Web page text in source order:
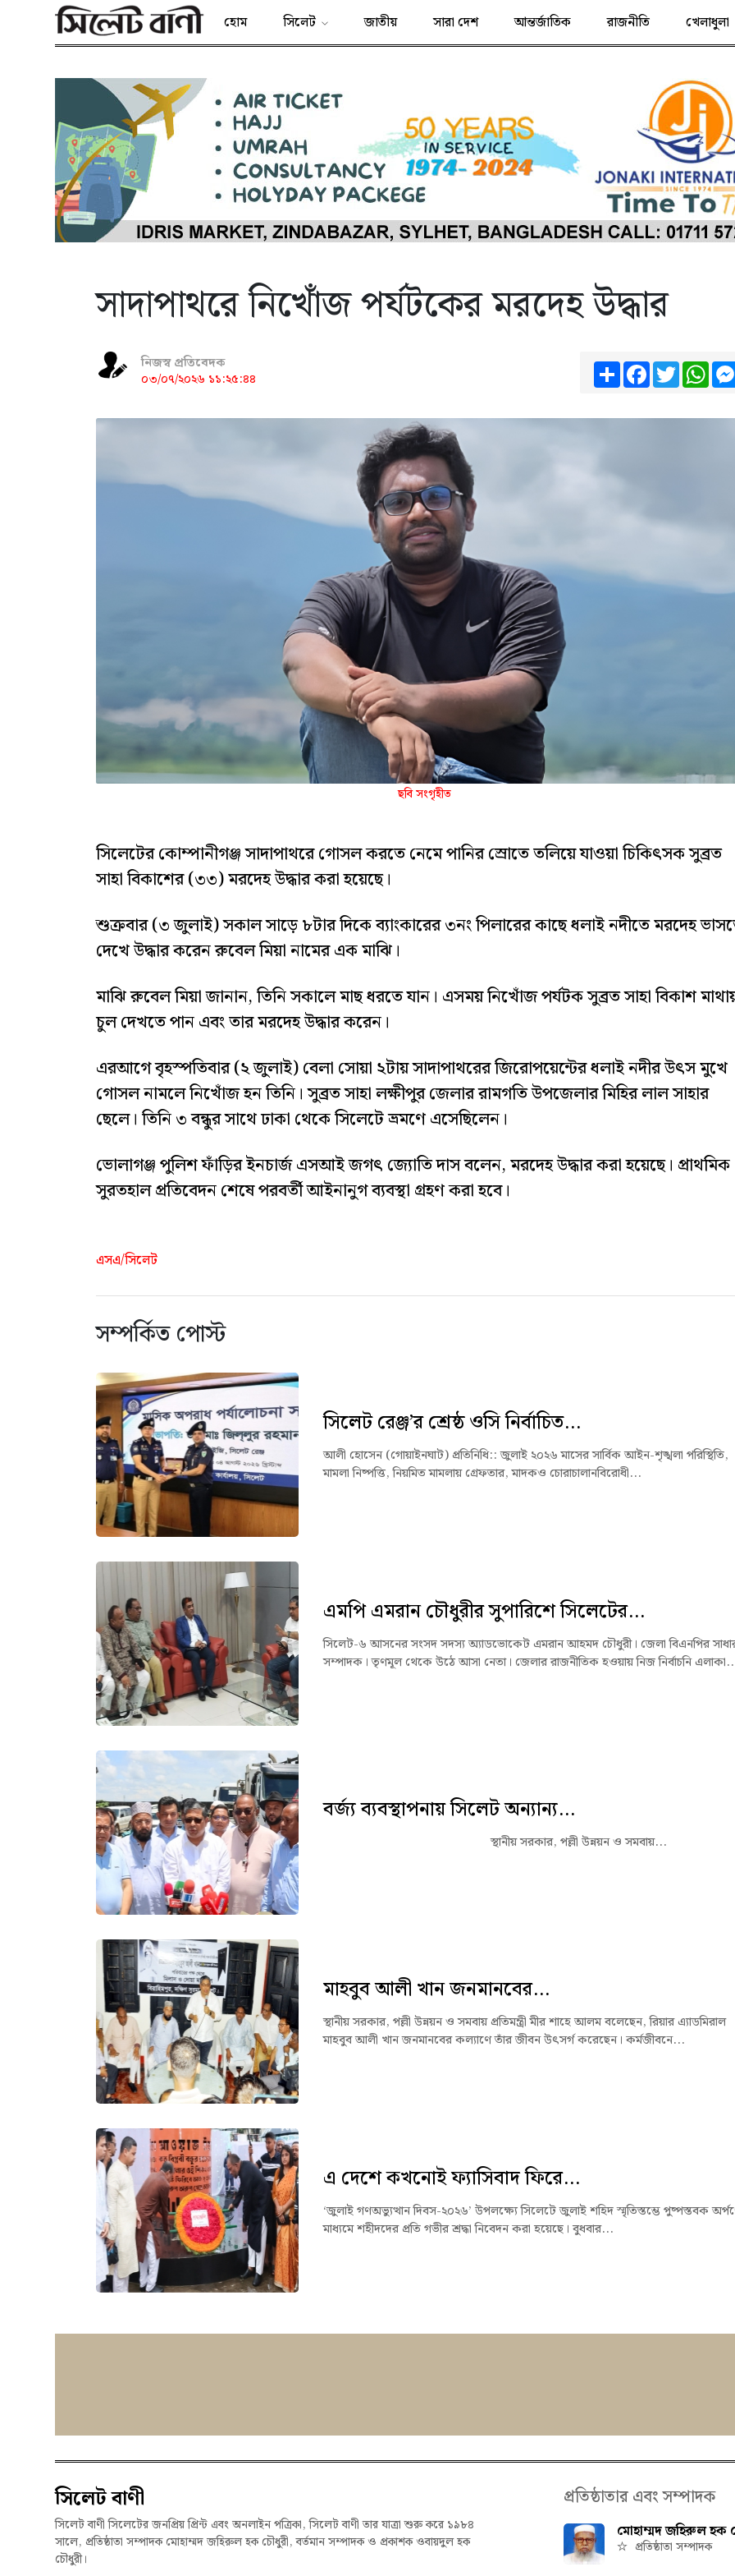
হোম সিলেট জাতীয় সারা দেশ আন্তর্জাতিক রাজনীতি খেলাধুলা
সাদাপাথরে নিখোঁজ পর্যটকের মরদেহ উদ্ধার
নিজস্ব প্রতিবেদক
০৩/০৭/২০২৬ ১১:২৫:৪৪
ShareFacebook
Twitter
ছবি সংগৃহীত
সিলেটের কোম্পানীগঞ্জ সাদাপাথরে গোসল করতে নেমে পানির স্রোতে তলিয়ে যাওয়া চিকিৎসক সুব্রত
সাহা বিকাশের (৩৩) মরদেহ উদ্ধার করা হয়েছে।
শুক্রবার (৩ জুলাই) সকাল সাড়ে ৮টার দিকে ব্যাংকারের ৩নং পিলারের কাছে ধলাই নদীতে মরদেহ
দেখে উদ্ধার করেন রুবেল মিয়া নামের এক মাঝি।
মাঝি রুবেল মিয়া জানান, তিনি সকালে মাছ ধরতে যান। এসময় নিখোঁজ পর্যটক সুব্রত সাহা বিকাশ
চুল দেখতে পান এবং তার মরদেহ উদ্ধার করেন।
এরআগে বৃহস্পতিবার (২ জুলাই) বেলা সোয়া ২টায় সাদাপাথরের জিরোপয়েন্টের ধলাই নদীর উৎস মুখে
গোসল নামলে নিখোঁজ হন তিনি। সুব্রত সাহা লক্ষীপুর জেলার রামগতি উপজেলার মিহির লাল সাহার
ছেলে। তিনি ৩ বন্ধুর সাথে ঢাকা থেকে সিলেটে ভ্রমণে এসেছিলেন।
ভোলাগঞ্জ পুলিশ ফাঁড়ির ইনচার্জ এসআই জগৎ জ্যোতি দাস বলেন, মরদেহ উদ্ধার করা হয়েছে। প্রাথমিক
সুরতহাল প্রতিবেদন শেষে পরবর্তী আইনানুগ ব্যবস্থা গ্রহণ করা হবে।
এসএ/সিলেট
সম্পর্কিত পোস্ট
সিলেট রেঞ্জ’র শ্রেষ্ঠ ওসি নির্বাচিত...
আলী হোসেন (গোয়াইনঘাট) প্রতিনিধি:: ‎জুলাই ২০২৬ মাসের সার্বিক আইন-শৃঙ্খলা পরিস্থিতি,
মামলা নিষ্পত্তি, নিয়মিত মামলায় গ্রেফতার, মাদকও চোরাচালানবিরোধী...
এমপি এমরান চৌধুরীর সুপারিশে সিলেটের...
সিলেট-৬ আসনের সংসদ সদস্য অ্যাডভোকেট এমরান আহমদ চৌধুরী। জেলা বিএনপির
সম্পাদক। তৃণমূল থেকে উঠে আসা নেতা। জেলার রাজনীতিক হওয়ায় নিজ নির্বাচনি
বর্জ্য ব্যবস্থাপনায় সিলেট অন্যান্য...
স্থানীয় সরকার, পল্লী উন্নয়ন ও সমবায়...
মাহবুব আলী খান জনমানবের...
স্থানীয় সরকার, পল্লী উন্নয়ন ও সমবায় প্রতিমন্ত্রী মীর শাহে আলম বলেছেন, রিয়ার এ্যাডমিরাল
মাহবুব আলী খান জনমানবের কল্যাণে তাঁর জীবন উৎসর্গ করেছেন। কর্মজীবনে...
এ দেশে কখনোই ফ্যাসিবাদ ফিরে...
‘জুলাই গণঅভ্যুত্থান দিবস-২০২৬’ উপলক্ষ্যে সিলেটে জুলাই শহিদ স্মৃতিস্তম্ভে পুষ্পস্তবক
মাধ্যমে শহীদদের প্রতি গভীর শ্রদ্ধা নিবেদন করা হয়েছে। বুধবার...
সিলেট বাণী
সিলেট বাণী সিলেটের জনপ্রিয় প্রিন্ট এবং অনলাইন পত্রিকা, সিলেট বাণী তার যাত্রা শুরু করে ১৯৮৪
সালে, প্রতিষ্ঠাতা সম্পাদক মোহাম্মদ জহিরুল হক চৌধুরী, বর্তমান সম্পাদক ও প্রকাশক ওবায়দুল হক
চৌধুরী।
প্রতিষ্ঠাতার এবং সম্পাদক
মোহাম্মদ জহিরুল হক
প্রতিষ্ঠাতা সম্পাদক